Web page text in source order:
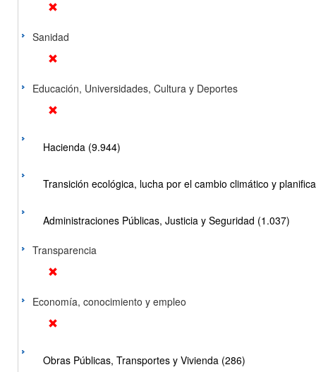
Sanidad
Educación, Universidades, Cultura y Deportes
Hacienda (9.944)
Transición ecológica, lucha por el cambio climático y
Administraciones Públicas, Justicia y Seguridad (1.037)
Transparencia
Economía, conocimiento y empleo
Obras Públicas, Transportes y Vivienda (286)